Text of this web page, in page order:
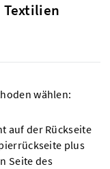
Textilien
wählen:
auf der Rückseite
plus
Seite des